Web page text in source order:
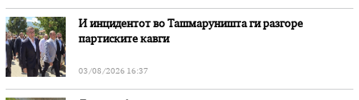
И инцидентот во Ташмаруништa ги разгоре
партиските кавги
03/08/2026 16:37